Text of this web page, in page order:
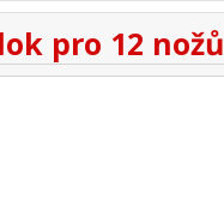
pro 12 nožů